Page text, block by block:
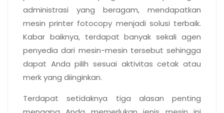
administrasi yang beragam, mendapatkan
mesin printer fotocopy menjadi solusi terbaik.
Kabar baiknya, terdapat banyak sekali agen
penyedia dari mesin-mesin tersebut sehingga
dapat Anda pilih sesuai aktivitas cetak atau
merk yang diinginkan.
Terdapat setidaknya tiga alasan penting